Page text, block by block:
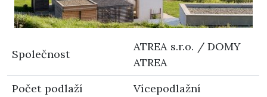
Společnost
ATREA s.r.o. / DOMY
ATREA
Počet podlaží
Vícepodlažní